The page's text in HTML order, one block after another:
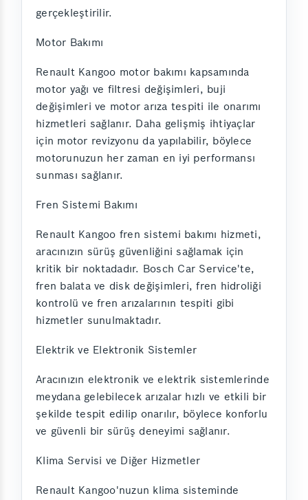
gerçekleştirilir.
Motor Bakımı
Renault Kangoo motor bakımı kapsamında
motor yağı ve filtresi değişimleri, buji
değişimleri ve motor arıza tespiti ile onarımı
hizmetleri sağlanır. Daha gelişmiş ihtiyaçlar
için motor revizyonu da yapılabilir, böylece
motorunuzun her zaman en iyi performansı
sunması sağlanır.
Fren Sistemi Bakımı
Renault Kangoo fren sistemi bakımı hizmeti,
aracınızın sürüş güvenliğini sağlamak için
kritik bir noktadadır. Bosch Car Service'te,
fren balata ve disk değişimleri, fren hidroliği
kontrolü ve fren arızalarının tespiti gibi
hizmetler sunulmaktadır.
Elektrik ve Elektronik Sistemler
Aracınızın elektronik ve elektrik sistemlerinde
meydana gelebilecek arızalar hızlı ve etkili bir
şekilde tespit edilip onarılır, böylece konforlu
ve güvenli bir sürüş deneyimi sağlanır.
Klima Servisi ve Diğer Hizmetler
Renault Kangoo'nuzun klima sisteminde